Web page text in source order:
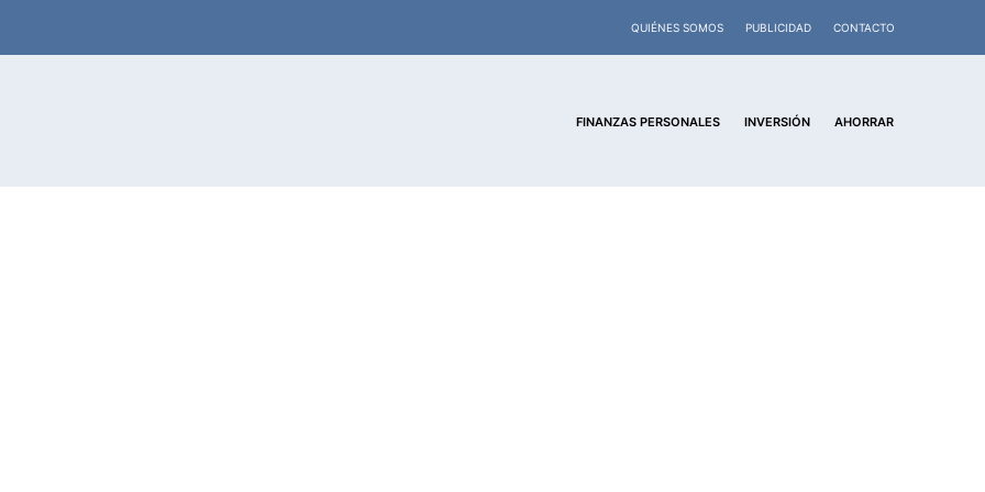
QUIÉNES SOMOS PUBLICIDAD CONTACTO
FINANZAS PERSONALES INVERSIÓN AHORRAR